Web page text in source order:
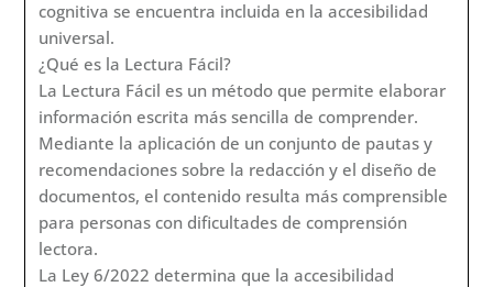
público, etc. Muchas veces el entorno en el que nos
encontramos no es familiar, estamos allí por
primera vez y tenemos que encontrar nuestro
objetivo sin la ayuda de un mapa mental
previamente adquirido (Martin, 2002).
El Diseño Wayfinding para todas las personas,
considera la diversidad, implica comunicarse con el
entorno de la forma más intuitiva y sencilla posible,
y además tiene en cuenta la estimulación sensorial.
El término Diseño Wayfinding procede de
Wayfinding, y viene utilizándose desde hace años